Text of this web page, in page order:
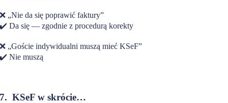
❌ „Nie da się poprawić faktury”
✔️ Da się — zgodnie z procedurą korekty
❌ „Goście indywidualni muszą mieć KSeF”
✔️ Nie muszą
7. KSeF w skrócie…